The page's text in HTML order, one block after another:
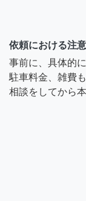
依頼における注
事前に、具体的
駐車料金、雑費
相談をしてから